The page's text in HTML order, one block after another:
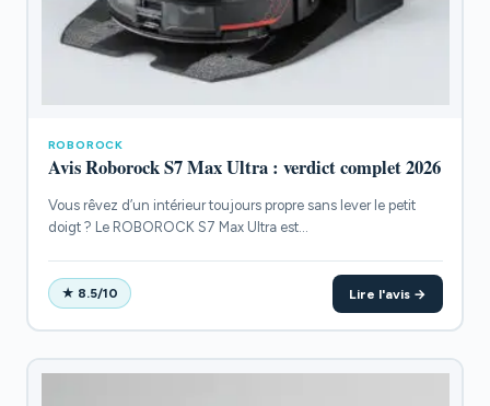
ROBOROCK
Avis Roborock S7 Max Ultra : verdict complet 2026
Vous rêvez d’un intérieur toujours propre sans lever le petit
doigt ? Le ROBOROCK S7 Max Ultra est...
★ 8.5/10 Lire l'avis →